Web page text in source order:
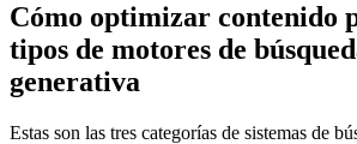
Cómo optimizar contenido
tipos de motores de
generativa
Estas son las tres categorías de sistemas de